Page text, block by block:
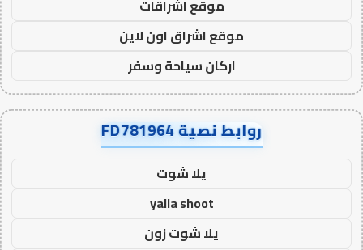
موقع اشراقات
موقع اشراق اون لاين
اركان سياحة وسفر
روابط نصية FD781964
يلا شوت
yalla shoot
يلا شوت زون